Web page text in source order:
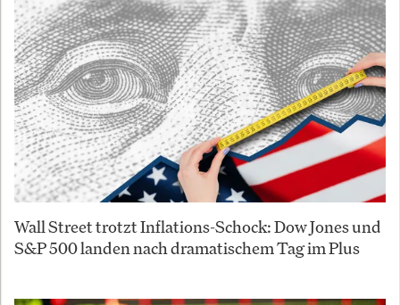
Wall Street trotzt Inflations-Schock: Dow Jones und
S&P 500 landen nach dramatischem Tag im Plus